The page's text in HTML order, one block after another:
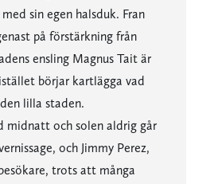
sin egen halsduk. Fran
på förstärkning från
ensling Magnus Tait är
börjar kartlägga vad
lilla staden.
midnatt och solen aldrig går
och Jimmy Perez,
trots att många